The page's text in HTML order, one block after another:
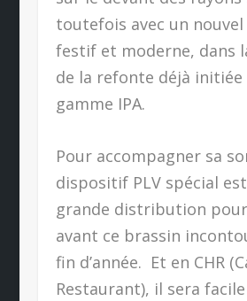
toutefois avec un
festif et moderne, dans
de la refonte déjà initiée
gamme IPA.
Pour accompagner sa
dispositif PLV spécial
grande distribution
avant ce brassin
fin d’année. Et en CHR
Restaurant), il sera